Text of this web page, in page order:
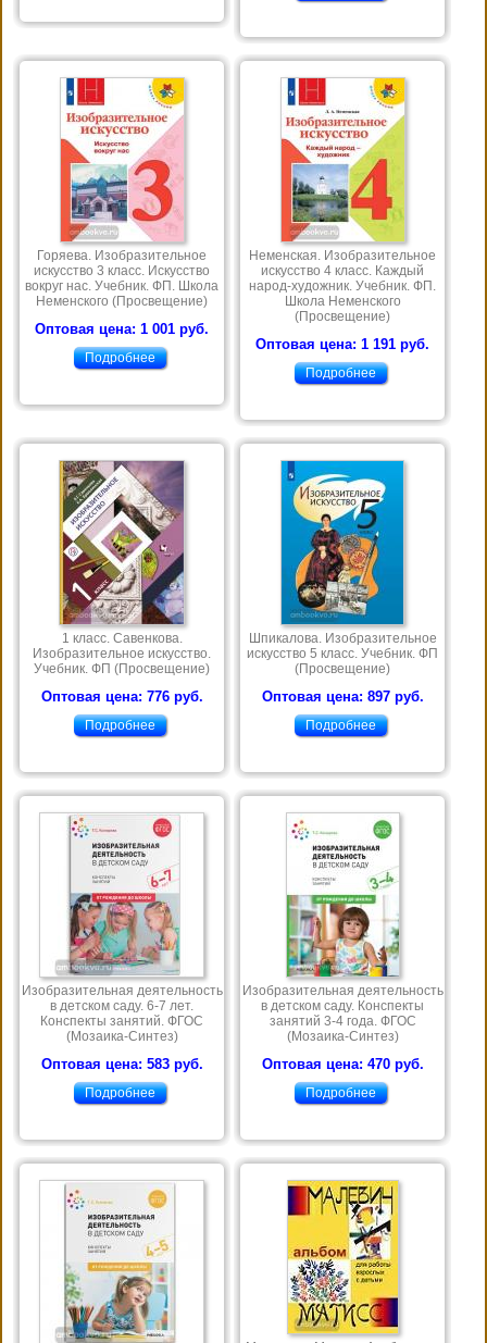
Горяева. Изобразительное
искусство 3 класс. Искусство
вокруг нас. Учебник. ФП. Школа
Неменского (Просвещение)
Оптовая цена: 1 001 руб.
Подробнее
Неменская. Изобразительное
искусство 4 класс. Каждый
народ-художник. Учебник. ФП.
Школа Неменского
(Просвещение)
Оптовая цена: 1 191 руб.
Подробнее
1 класс. Савенкова.
Изобразительное искусство.
Учебник. ФП (Просвещение)
Оптовая цена: 776 руб.
Подробнее
Шпикалова. Изобразительное
искусство 5 класс. Учебник. ФП
(Просвещение)
Оптовая цена: 897 руб.
Подробнее
Изобразительная деятельность
в детском саду. 6-7 лет.
Конспекты занятий. ФГОС
(Мозаика-Синтез)
Оптовая цена: 583 руб.
Подробнее
Изобразительная деятельность
в детском саду. Конспекты
занятий 3-4 года. ФГОС
(Мозаика-Синтез)
Оптовая цена: 470 руб.
Подробнее